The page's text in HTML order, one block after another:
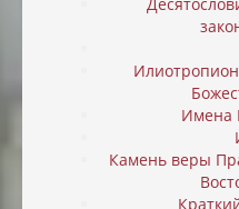
Имена
Камень веры